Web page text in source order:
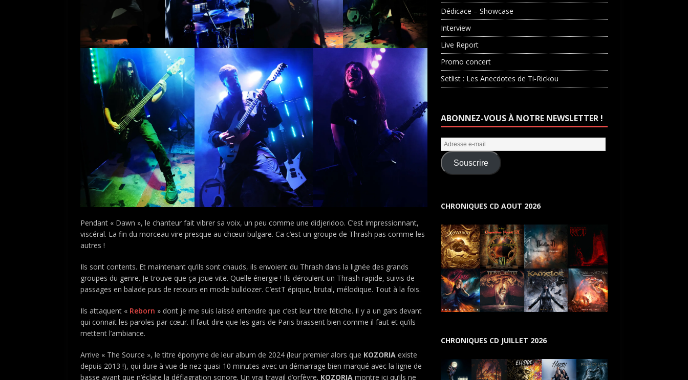
Pendant « Dawn », le chanteur fait vibrer sa voix, un peu comme une didjeridoo. C’est impressionnant,
viscéral. La fin du morceau vire presque au chœur bulgare. Ca c’est un groupe de Thrash pas comme les
autres !
Ils sont contents. Et maintenant qu’ils sont chauds, ils envoient du Thrash dans la lignée des grands
groupes du genre. Je trouve que ça joue vite. Quelle énergie ! Ils déroulent un Thrash rapide, suivis de
passages en balade puis de retours en mode bulldozer. C’estT épique, brutal, mélodique. Tout à la fois.
Ils attaquent « Reborn » dont je me suis laissé entendre que c’est leur titre fétiche. Il y a un gars devant
qui connait les paroles par cœur. Il faut dire que les gars de Paris brassent bien comme il faut et qu’ils
mettent l’ambiance.
Arrive « The Source », le titre éponyme de leur album de 2024 (leur premier alors que KOZORIA existe
depuis 2013 !), qui dure à vue de nez quasi 10 minutes avec un démarrage bien marqué avec la ligne de
basse avant que n’éclate la déflagration sonore. Un vrai travail d’orfèvre. KOZORIA montre ici qu’ils ne
Dédicace – Showcase
Interview
Live Report
Promo concert
Setlist : Les Anecdotes de Ti-Rickou
ABONNEZ-VOUS À NOTRE NEWSLETTER !
Souscrire
CHRONIQUES CD AOUT 2026
CHRONIQUES CD JUILLET 2026